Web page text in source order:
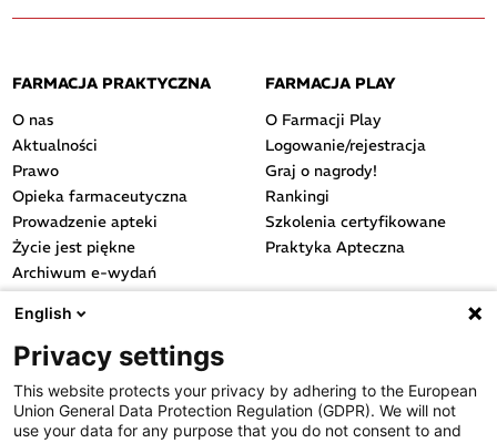
FARMACJA PRAKTYCZNA
O nas
Aktualności
Prawo
Opieka farmaceutyczna
Prowadzenie apteki
Życie jest piękne
Archiwum e-wydań
Przydatne linki
FARMACJA PLAY
O Farmacji Play
Logowanie/rejestracja
Graj o nagrody!
Rankingi
Szkolenia certyfikowane
Praktyka Apteczna
OGÓLNE
Polityka prywatności
Regulamin serwisu
English
Privacy settings
This website protects your privacy by adhering to the European
Union General Data Protection Regulation (GDPR). We will not
use your data for any purpose that you do not consent to and